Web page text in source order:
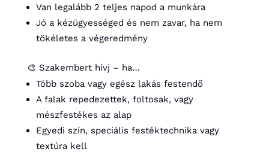
Van legalább 2 teljes napod a munkára
Jó a kézügyességed és nem zavar, ha nem
tökéletes a végeredmény
🎨 Szakembert hívj – ha…
Több szoba vagy egész lakás festendő
A falak repedezettek, foltosak, vagy
mészfestékes az alap
Egyedi szín, speciális festéktechnika vagy
textúra kell